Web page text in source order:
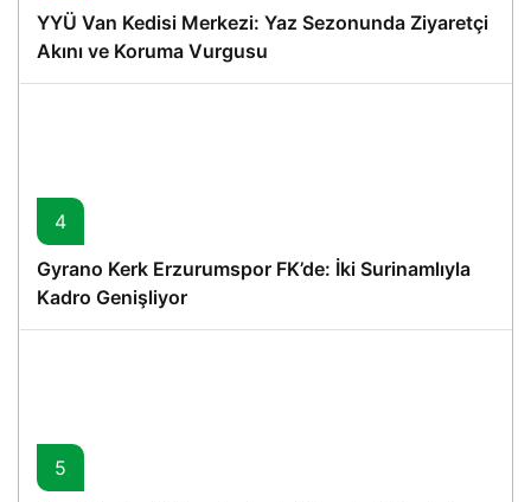
YYÜ Van Kedisi Merkezi: Yaz Sezonunda Ziyaretçi
Akını ve Koruma Vurgusu
4
Gyrano Kerk Erzurumspor FK’de: İki Surinamlıyla
Kadro Genişliyor
5